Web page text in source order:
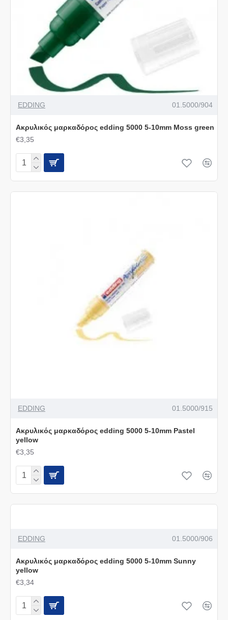
EDDING 01.5000/904
Ακρυλικός μαρκαδόρος edding 5000 5-10mm Moss green
€3,35
EDDING 01.5000/915
Ακρυλικός μαρκαδόρος edding 5000 5-10mm Pastel
yellow
€3,35
EDDING 01.5000/906
Ακρυλικός μαρκαδόρος edding 5000 5-10mm Sunny
yellow
€3,34